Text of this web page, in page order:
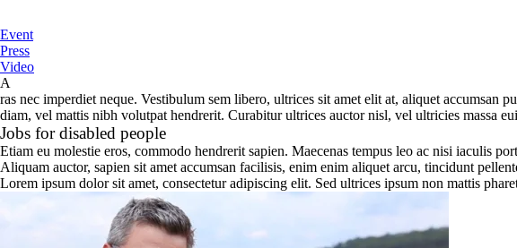
Event
Press
Video
A
ras nec imperdiet neque. Vestibulum sem libero, ultrices sit amet elit at, aliquet accumsan
diam, vel mattis nibh volutpat hendrerit. Curabitur ultrices auctor nisl, vel ultricies massa
Jobs for disabled people
Etiam eu molestie eros, commodo hendrerit sapien. Maecenas tempus leo ac nisi iaculis
Aliquam auctor, sapien sit amet accumsan facilisis, enim enim aliquet arcu, tincidunt
Lorem ipsum dolor sit amet, consectetur adipiscing elit. Sed ultrices ipsum non mattis